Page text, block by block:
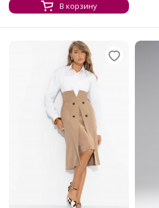
В корзину